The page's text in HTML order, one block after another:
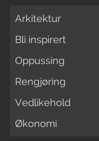
Arkitektur
Bli inspirert
Oppussing
Rengjøring
Vedlikehold
Økonomi